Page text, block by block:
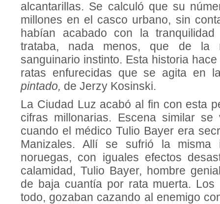
alcantarillas. Se calculó que su
millones en el casco urbano, sin
habían acabado con la
trataba, nada menos, que de la
sanguinario instinto. Esta historia
ratas enfurecidas que se agita en
pintado, de Jerzy Kosinski.
La Ciudad Luz acabó al fin con esta
cifras millonarias. Escena similar se
cuando el médico Tulio Bayer era
Manizales. Allí se sufrió la misma
noruegas, con iguales efectos
calamidad, Tulio Bayer, hombre
de baja cuantía por rata muerta. Los
todo, gozaban cazando al enemigo